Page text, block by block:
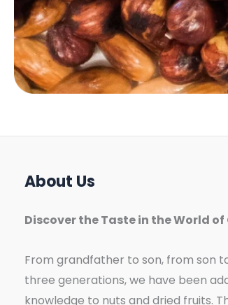
About Us
Discover the Taste in the World
From grandfather to son, from son
three generations, we have been
knowledge to nuts and dried fruits.